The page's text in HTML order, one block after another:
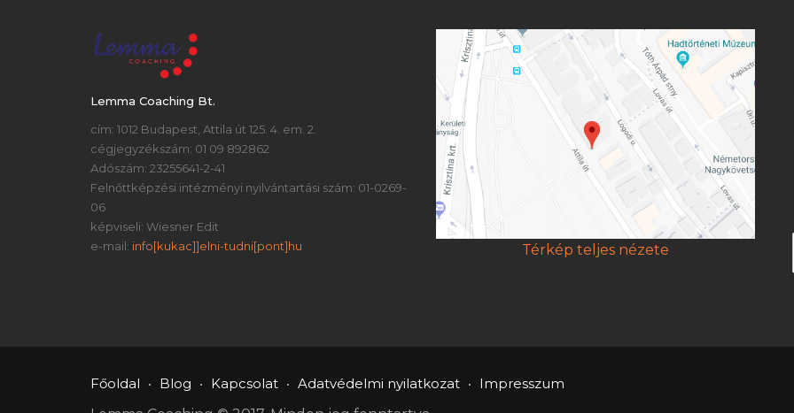
Lemma Coaching Bt.
cím: 1012 Budapest, Attila út 125. 4. em. 2.
cégjegyzékszám: 01 09 892862
Adószám: 23255641-2-41
Felnőttképzési intézményi nyilvántartási szám: 01-0269-
06
képviseli: Wiesner Edit
e-mail: info[kukac]]elni-tudni[pont]hu Térkép teljes nézete
Főoldal Blog Kapcsolat Adatvédelmi nyilatkozat
Impresszum